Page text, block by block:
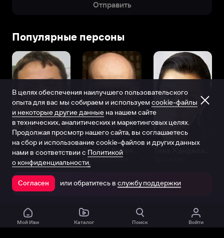
Отправить
Популярные персоны
Виталий Шляппо
Продюсер Актёр дубляжа
Открыть в приложении
Мой Иви Каталог Поиск Войти
В целях обеспечения наилучшего пользовательского
опыта для вас мы собираем и используем cookie-файлы
и некоторые другие данные на нашем сайте
в технических, аналитических и маркетинговых целях.
Продолжая просмотр нашего сайта, вы соглашаетесь
на сбор и использование cookie-файлов и других данных
нами в соответствии с Политикой
о конфиденциальности.
Согласен или обратитесь в службу поддержки